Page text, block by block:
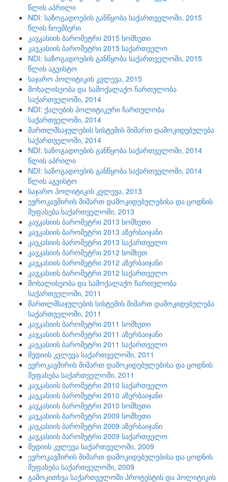
წლის აპრილი
NDI: საზოგადოების განწყობა საქართველოში, 2015
წლის ნოემბერი
კავკასიის ბარომეტრი 2015 სომხეთი
კავკასიის ბარომეტრი 2015 საქართველო
NDI: საზოგადოების განწყობა საქართველოში, 2015
წლის აგვისტო
საჯარო პოლიტიკის კვლევა, 2015
მოხალისეობა და სამოქალაქო ჩართულობა
საქართველოში, 2014
NDI: ქალების პოლიტიკური ჩართულობა
საქართველოში, 2014
მართლმსაჯულების სისტემის მიმართ დამოკიდებულება
საქართველოში, 2014
NDI: საზოგადოების განწყობა საქართველოში, 2014
წლის აპრილი
NDI: საზოგადოების განწყობა საქართველოში, 2014
წლის აგვისტო
საჯარო პოლიტიკის კვლევა, 2013
ევროკავშირის მიმართ დამოკიდებულებისა და ცოდნის
შეფასება საქართველოში, 2013
კავკასიის ბარომეტრი 2013 სომხეთი
კავკასიის ბარომეტრი 2013 აზერბაიჯანი
კავკასიის ბარომეტრი 2013 საქართველო
კავკასიის ბარომეტრი 2012 სომხეთ
კავკასიის ბარომეტრი 2012 აზერბაიჯანი
კავკასიის ბარომეტრი 2012 საქართველო
მოხალისეობა და სამოქალაქო ჩართულობა
საქართველოში, 2011
მართლმსაჯულების სისტემის მიმართ დამოკიდებულება
საქართველოში, 2011
კავკასიის ბარომეტრი 2011 სომხეთი
კავკასიის ბარომეტრი 2011 აზერბაიჯანი
კავკასიის ბარომეტრი 2011 საქართველო
მედიის კვლევა საქართველოში, 2011
ევროკავშირის მიმართ დამოკიდებულებისა და ცოდნის
შეფასება საქართველოში, 2011
კავკასიის ბარომეტრი 2010 საქართველო
კავკასიის ბარომეტრი 2010 აზერბაიჯანი
კავკასიის ბარომეტრი 2010 სომხეთი
კავკასიის ბარომეტრი 2009 სომხეთი
კავკასიის ბარომეტრი 2009 აზერბაიჯანი
კავკასიის ბარომეტრი 2009 საქართველო
მედიის კვლევა საქართველოში, 2009
ევროკავშირის მიმართ დამოკიდებულებისა და ცოდნის
შეფასება საქართველოში, 2009
გამოკითხვა საქართველოში პროტესტის და პოლიტიკის